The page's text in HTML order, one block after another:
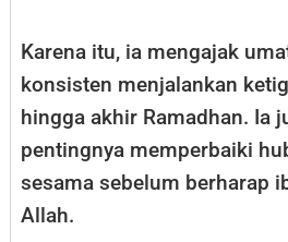
Karena itu, ia mengajak
konsisten menjalankan
hingga akhir Ramadhan. Ia
pentingnya memperbaiki
sesama sebelum berharap
Allah.